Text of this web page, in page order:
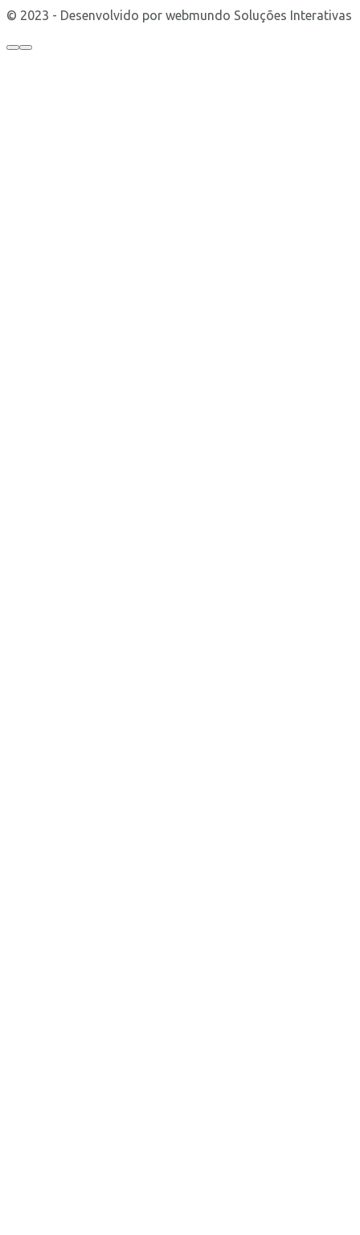
© 2023 - Desenvolvido por webmundo Soluções Interativas